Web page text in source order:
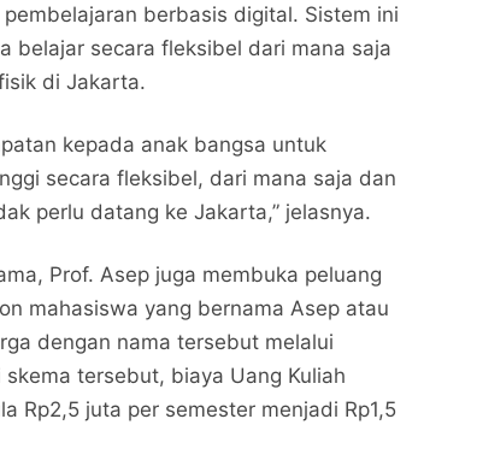
berbasis digital. Sistem ini
belajar secara fleksibel dari mana saja
di Jakarta.
kepada anak bangsa untuk
secara fleksibel, dari mana saja dan
perlu datang ke Jakarta,” jelasnya.
Prof. Asep juga membuka peluang
mahasiswa yang bernama Asep atau
dengan nama tersebut melalui
skema tersebut, biaya Uang Kuliah
Rp2,5 juta per semester menjadi Rp1,5